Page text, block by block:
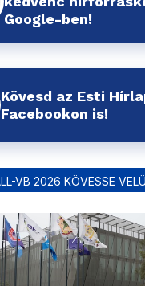
Google-ben!
Kövesd az Esti
Facebookon is!
VB 2026 KÖVESSE